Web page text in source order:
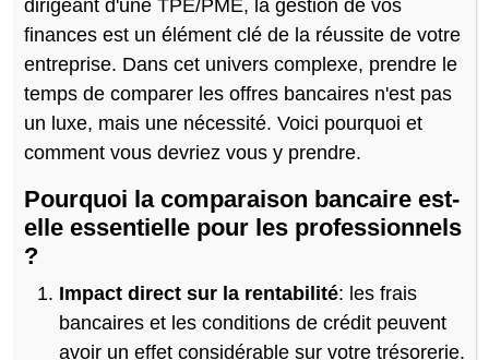
dirigeant d'une TPE/PME, la gestion de vos
finances est un élément clé de la réussite de votre
entreprise. Dans cet univers complexe, prendre le
temps de comparer les offres bancaires n'est pas
un luxe, mais une nécessité. Voici pourquoi et
comment vous devriez vous y prendre.
Pourquoi la comparaison bancaire est-
elle essentielle pour les professionnels
?
Impact direct sur la rentabilité: les frais
bancaires et les conditions de crédit peuvent
avoir un effet considérable sur votre trésorerie.